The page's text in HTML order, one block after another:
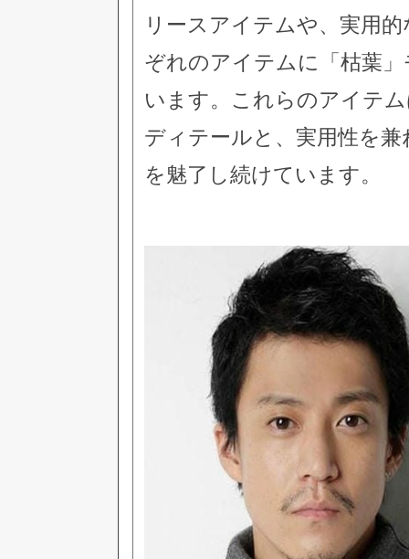
リースアイテムや、実用
ぞれのアイテムに「枯葉
います。これらのアイテ
ディテールと、実用性を
を魅了し続けています。